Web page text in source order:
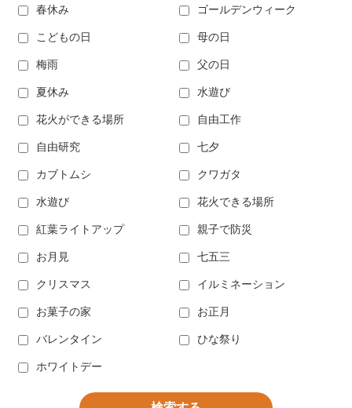
春休み ゴールデンウィーク
こどもの日 母の日
梅雨 父の日
夏休み 水遊び
花火ができる場所 自由工作
自由研究 七夕
カブトムシ クワガタ
水遊び 花火できる場所
紅葉ライトアップ 親子で防災
お月見 七五三
クリスマス イルミネーション
お菓子の家 お正月
バレンタイン ひな祭り
ホワイトデー